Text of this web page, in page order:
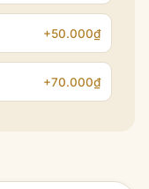
+50.000₫
+70.000₫